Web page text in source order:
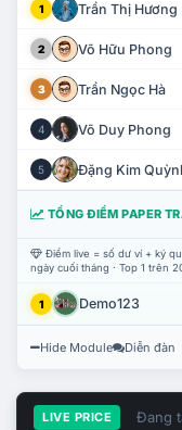
1 Trần Thị Hương
2 Võ Hữu Phong
3 Trần Ngọc Hà
4 Võ Duy Phong
5 Đặng Kim
TỔNG ĐIỂM PAPER
Điểm live = số dư ví + ký
ngày cuối tháng · Top 1 trên
1 Demo123
Hide Module Diễn đàn
LIVE PRICE Đang